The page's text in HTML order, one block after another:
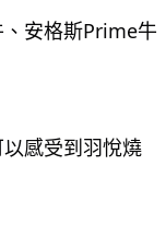
安格斯Prime牛
感受到羽悅燒